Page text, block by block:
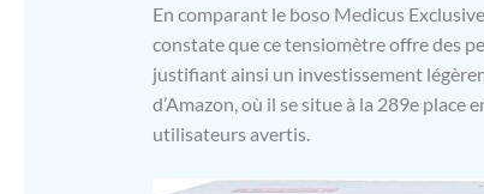
En comparant le boso Medicus
constate que ce tensiomètre offre des
justifiant ainsi un investissement
d’Amazon, où il se situe à la 289e
utilisateurs avertis.